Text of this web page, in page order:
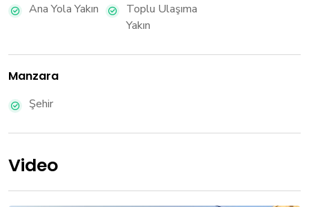
Ana Yola Yakın
Toplu Ulaşıma
Yakın
Manzara
Şehir
Video